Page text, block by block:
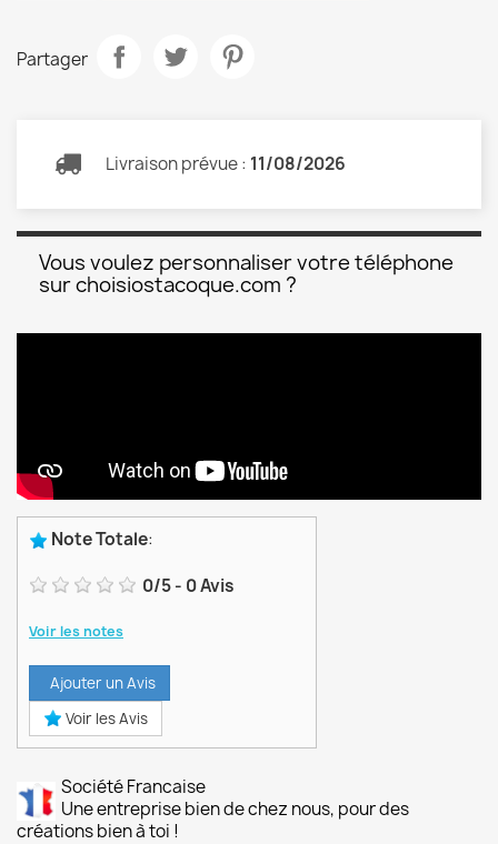
Partager
Livraison prévue : 11/08/2026
Vous voulez personnaliser votre téléphone
sur choisiostacoque.com ?
Note Totale:
0/5- 0Avis
Voir les notes
Ajouter un Avis
Voir les Avis
Société Francaise
Une entreprise bien de chez nous, pour des
créations bien à toi !